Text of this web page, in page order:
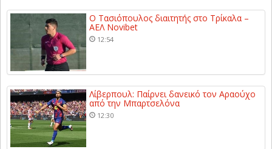
Ο Τασιόπουλος διαιτητής στο Τρίκαλα –
ΑΕΛ Novibet
12:54
Λίβερπουλ: Παίρνει δανεικό τον Αραούχο
από την Μπαρτσελόνα
12:30